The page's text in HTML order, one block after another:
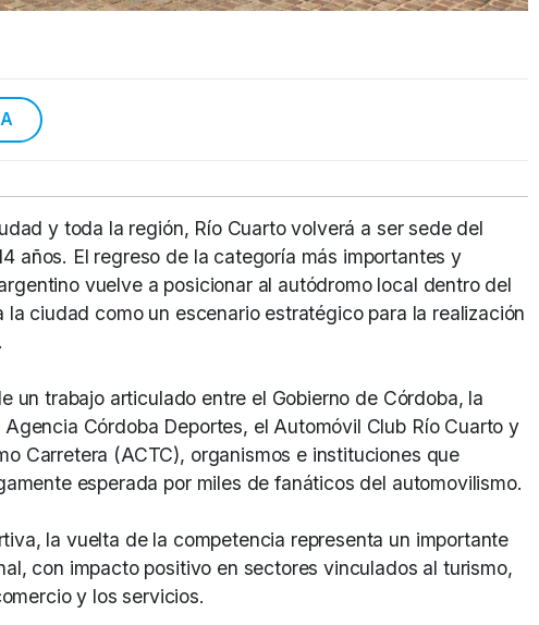
y toda la región, Río Cuarto volverá a ser sede del
años. El regreso de la categoría más importantes y
vuelve a posicionar al autódromo local dentro del
ciudad como un escenario estratégico para la realización
un trabajo articulado entre el Gobierno de Córdoba, la
Córdoba Deportes, el Automóvil Club Río Cuarto y
Carretera (ACTC), organismos e instituciones que
esperada por miles de fanáticos del automovilismo.
la vuelta de la competencia representa un importante
con impacto positivo en sectores vinculados al turismo,
y los servicios.